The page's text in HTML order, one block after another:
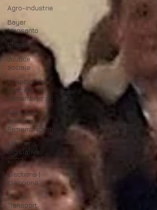
Agro-industrie
Bayer
Monsanto
Climat
Justice
sociale
Association
Foncière de
Remembremen
Association
Foncière de
Remembremen
Elections
législatives
2022
Elections |
Eleccions
Salies
Transport